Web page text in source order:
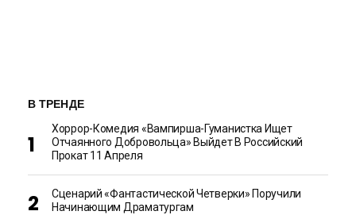
В ТРЕНДЕ
Хоррор-Комедия «Вампирша-Гуманистка Ищет
Отчаянного Добровольца» Выйдет В Российский
Прокат 11 Апреля
Сценарий «Фантастической Четверки» Поручили
Начинающим Драматургам